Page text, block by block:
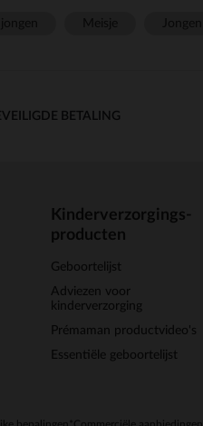
BETALING
Kinderverzorgings-
producten
Geboortelijst
Adviezen voor
kinderverzorging
Prémaman productvideo's
Essentiële geboortelijst